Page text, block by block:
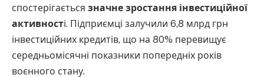
спостерігається значне зростання інвестиційної
активності. Підприємці залучили 6,8 млрд грн
інвестиційних кредитів, що на 80% перевищує
середньомісячні показники попередніх років
воєнного стану.